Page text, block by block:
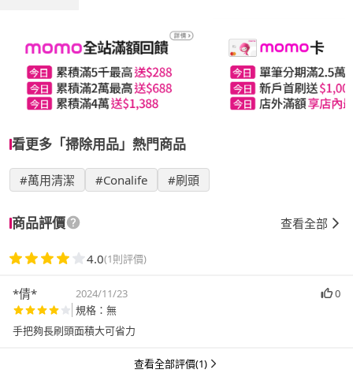
看更多「掃除用品」熱門商品
#萬用清潔 #Conalife #刷頭
商品評價 查看全部
4.0(1則評價)
*倩* 2024/11/23
0
規格：無
手把夠長刷頭面積大可省力
查看全部評價(1)